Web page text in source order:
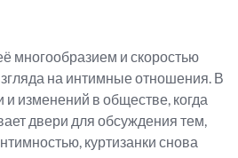
многообразием и скоростью
на интимные отношения. В
и изменений в обществе, когда
двери для обсуждения тем,
куртизанки снова